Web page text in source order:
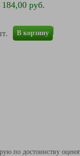
руб.
В корзину
по достоинству